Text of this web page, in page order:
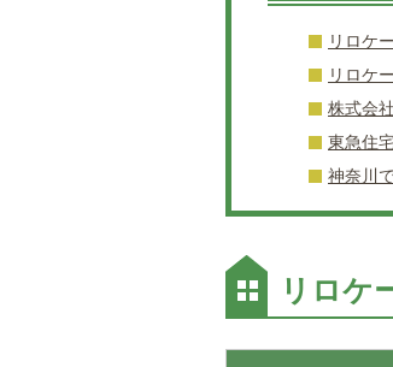
リロケ
リロケ
株式会
東急住
神奈川
リロケ